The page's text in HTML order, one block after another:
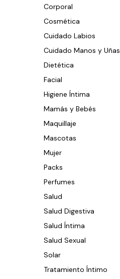
Corporal
Cosmética
Cuidado Labios
Cuidado Manos y Uñas
Dietética
Facial
Higiene Íntima
Mamás y Bebés
Maquillaje
Mascotas
Mujer
Packs
Perfumes
Salud
Salud Digestiva
Salud Íntima
Salud Sexual
Solar
Tratamiento Íntimo